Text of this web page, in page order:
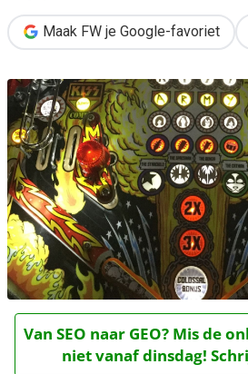
Maak FW je Google-favoriet
Van SEO naar GEO? Mis de
niet vanaf dinsdag!